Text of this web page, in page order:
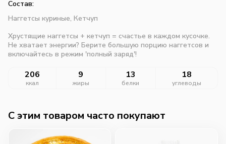
Состав:
Наггетсы куриные, Кетчуп
Хрустящие наггетсы + кетчуп = счастье в каждом кусочке.
Не хватает энергии? Берите большую порцию наггетсов и
включайтесь в режим 'полный заряд'!
206
ккал
9
жиры
13
белки
18
углеводы
C этим товаром часто покупают